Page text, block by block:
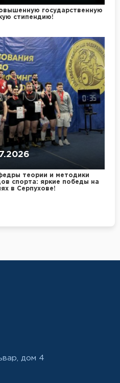
государственную
стипендию!
теории и методики
спорта: яркие победы на
в Серпухове!
дом 4